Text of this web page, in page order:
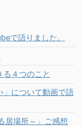
で語りました。
４つのこと
」について動画で語
居場所～」ご感想